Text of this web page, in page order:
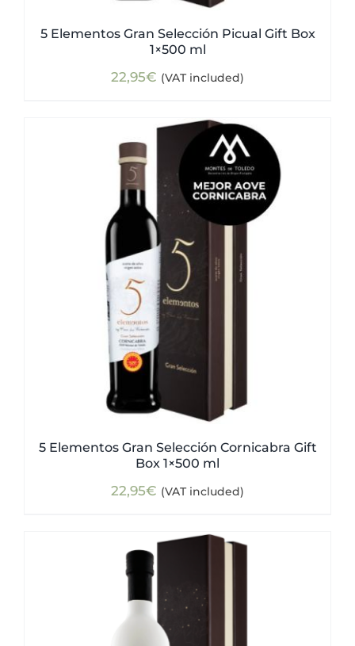
5 Elementos Gran Selección Picual Gift Box
1×500 ml
22,95€ (VAT included)
5 Elementos Gran Selección Cornicabra Gift
Box 1×500 ml
22,95€ (VAT included)